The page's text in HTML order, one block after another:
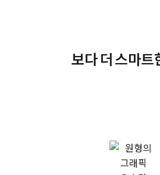
보다 더 스마트